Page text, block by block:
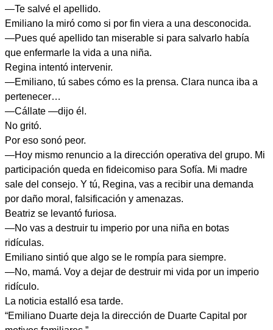
—Te salvé el apellido.
Emiliano la miró como si por fin viera a una desconocida.
—Pues qué apellido tan miserable si para salvarlo había
que enfermarle la vida a una niña.
Regina intentó intervenir.
—Emiliano, tú sabes cómo es la prensa. Clara nunca iba a
pertenecer…
—Cállate —dijo él.
No gritó.
Por eso sonó peor.
—Hoy mismo renuncio a la dirección operativa del grupo. Mi
participación queda en fideicomiso para Sofía. Mi madre
sale del consejo. Y tú, Regina, vas a recibir una demanda
por daño moral, falsificación y amenazas.
Beatriz se levantó furiosa.
—No vas a destruir tu imperio por una niña en botas
ridículas.
Emiliano sintió que algo se le rompía para siempre.
—No, mamá. Voy a dejar de destruir mi vida por un imperio
ridículo.
La noticia estalló esa tarde.
“Emiliano Duarte deja la dirección de Duarte Capital por